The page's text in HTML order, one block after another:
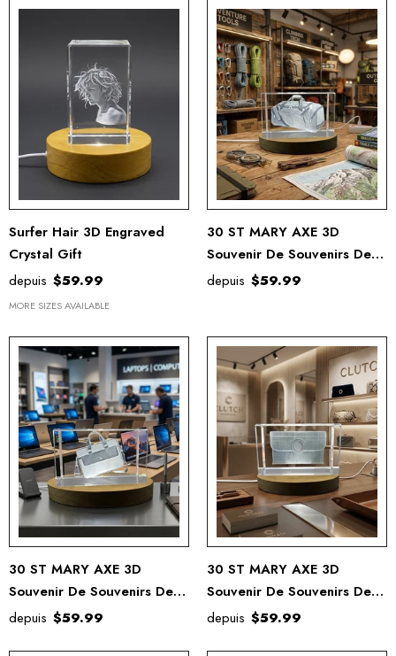
Surfer Hair 3D Engraved
Crystal Gift
depuis $59.99
MORE SIZES AVAILABLE
30 ST MARY AXE 3D
Souvenir De Souvenirs De
Cristal Gravé Gravé
depuis $59.99
30 ST MARY AXE 3D
Souvenir De Souvenirs De
Cristal Gravé Gravé
depuis $59.99
30 ST MARY AXE 3D
Souvenir De Souvenirs De
Cristal Gravé Gravé
depuis $59.99